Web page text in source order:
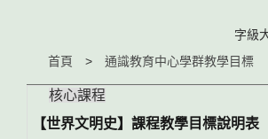
首頁 通識教育中心學群教學目標
字級
核心課程
【世界文明史】課程教學目標說明表